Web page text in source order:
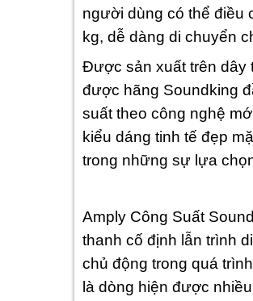
người dùng có thể điều
kg, dễ dàng di chuyển
Được sản xuất trên dây
được hãng Soundking
suất theo công nghệ
kiểu dáng tinh tế đẹp
trong những sự lựa
Amply Công Suất
thanh cố định lẫn trình
chủ động trong quá
là dòng hiện được